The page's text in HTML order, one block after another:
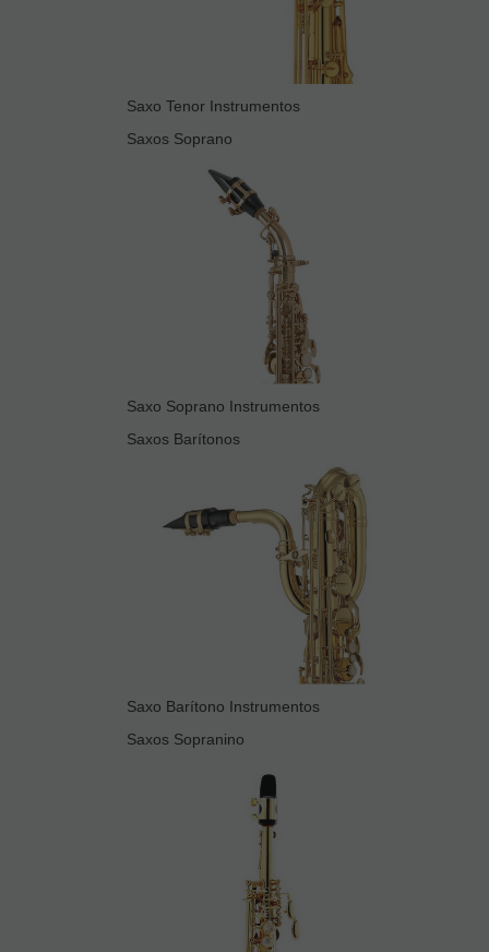
Saxo Tenor Instrumentos
Saxos Soprano
Saxo Soprano Instrumentos
Saxos Barítonos
Saxo Barítono Instrumentos
Saxos Sopranino